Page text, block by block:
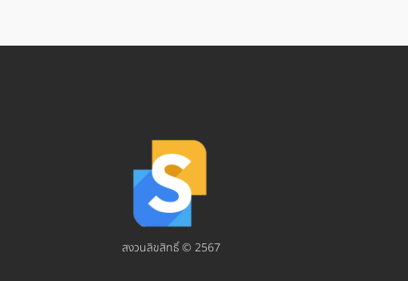
หลักของต้นสังกัด และทีมชาติ ในการคว้า
ที่เพิ่มขึ้น AFP/PAUL ELLIS โรดรี้ แม้จะคว้า
บัลลงดอร์ 2024 แต่ก็เจออาการเจ็บปิดเทอม
ยาวไปแล้ว ย้อนกลับไป ดาวเตะทีมชาติสเปน
เป็นผู้เล่นรายแรกๆ ที่ออกมาวิจารณ์เกี่ยวกับ
ปฎิทินการแข่งขันฟุตบอลที่มากขึ้นเรื่อยๆ
พร้อมเตือนว่าการที่บรรดาผู้เล่นไม่มีเวลาพัก
ส่งผลเสียต่อประสิทธิภาพและสุขภาพของผู้
สงวนลิขสิทธิ์ © 2567